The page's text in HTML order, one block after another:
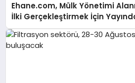
Ehane.com, Mülk Yönetimi
İlki Gerçekleştirmek İçin